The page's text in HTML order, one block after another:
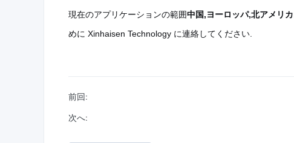
現在のアプリケーションの範囲中国,ヨーロッパ,北アメリカ
めに Xinhaisen Technology に連絡してください.
前回:
次へ: